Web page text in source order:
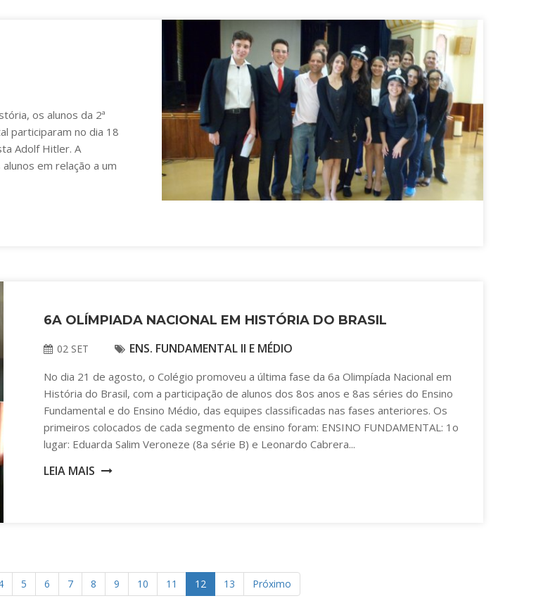
os alunos da 2ª
participaram no dia 18
Adolf Hitler. A
em relação a um
6A OLÍMPIADA NACIONAL EM HISTÓRIA DO BRASIL
02 SET ENS. FUNDAMENTAL II E MÉDIO
No dia 21 de agosto, o Colégio promoveu a última fase da 6a Olimpíada Nacional em
História do Brasil, com a participação de alunos dos 8os anos e 8as séries do Ensino
Fundamental e do Ensino Médio, das equipes classificadas nas fases anteriores. Os
primeiros colocados de cada segmento de ensino foram: ENSINO FUNDAMENTAL: 1o
lugar: Eduarda Salim Veroneze (8a série B) e Leonardo Cabrera...
LEIA MAIS
5 6 7 8 9 10 11 12 13 Próximo